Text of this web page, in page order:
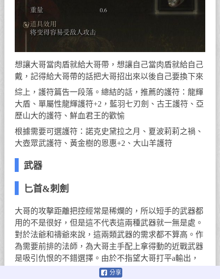
想讓大哥當肉盾就給大哥帶，想讓自己當肉盾就給自己
戴，記得給大哥帶的話把大哥招出來以後自己要換下來
綜上，護符篇告一段落。總結的話，推薦的護符：龍輝
大盾、單屬性龍輝護符+2，藍羽七刃劍、古王護符、亞
歷山大的護符、鮮血君王的歡愉
根據需要可選護符：諾克史黛拉之月、夏波莉莉之禍、
大壺眾武護符、黃金樹的恩惠+2、大山羊護符
武器
匕首&刺劍
大哥的攻擊距離把控經常是稀爛的，所以短手的武器都
用的不是很好，但是這不代表這兩種武器就一無是處。
對於法爺和禱爺來說，這兩類武器的需求都不算高。作
為需要前排的法師，為大哥主手配上拿得動的近戰武器
是吸引仇恨的不錯選擇。由於不指望大哥打平a輸出，
合適的戰技和異常效果至關重要。此時，大哥副手建議
分享